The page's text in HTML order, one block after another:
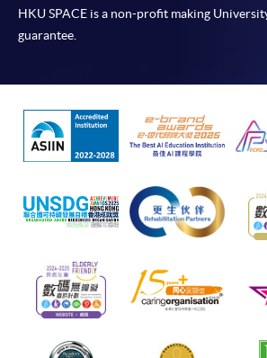
HKU SPACE is a non-profit making
guarantee.